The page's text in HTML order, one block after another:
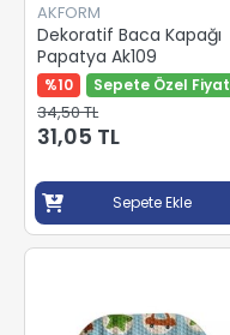
AKFORM
Dekoratif Baca Kapağı
Papatya Ak109
%10 Sepete Özel Fiyat
34,50 TL
31,05 TL
Sepete Ekle